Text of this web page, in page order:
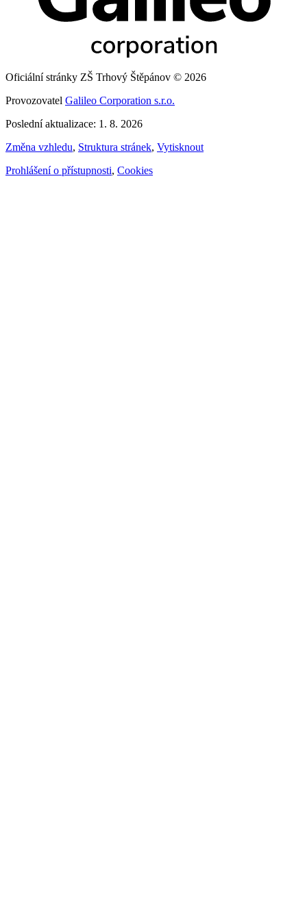
Oficiální stránky ZŠ Trhový Štěpánov © 2026
Provozovatel Galileo Corporation s.r.o.
Poslední aktualizace: 1. 8. 2026
Změna vzhledu, Struktura stránek, Vytisknout
Prohlášení o přístupnosti, Cookies